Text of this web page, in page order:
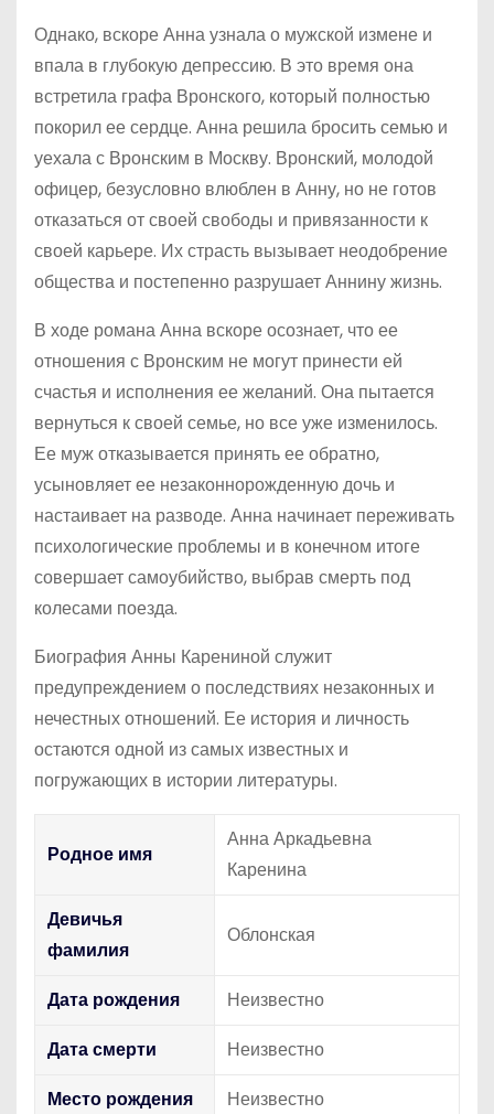
Однако, вскоре Анна узнала о мужской измене и
впала в глубокую депрессию. В это время она
встретила графа Вронского, который полностью
покорил ее сердце. Анна решила бросить семью и
уехала с Вронским в Москву. Вронский, молодой
офицер, безусловно влюблен в Анну, но не готов
отказаться от своей свободы и привязанности к
своей карьере. Их страсть вызывает неодобрение
общества и постепенно разрушает Аннину жизнь.
В ходе романа Анна вскоре осознает, что ее
отношения с Вронским не могут принести ей
счастья и исполнения ее желаний. Она пытается
вернуться к своей семье, но все уже изменилось.
Ее муж отказывается принять ее обратно,
усыновляет ее незаконнорожденную дочь и
настаивает на разводе. Анна начинает переживать
психологические проблемы и в конечном итоге
совершает самоубийство, выбрав смерть под
колесами поезда.
Биография Анны Карениной служит
предупреждением о последствиях незаконных и
нечестных отношений. Ее история и личность
остаются одной из самых известных и
погружающих в истории литературы.
Родное имя
Анна Аркадьевна
Каренина
Девичья
фамилия
Облонская
Дата рождения
Неизвестно
Дата смерти
Неизвестно
Место рождения
Неизвестно